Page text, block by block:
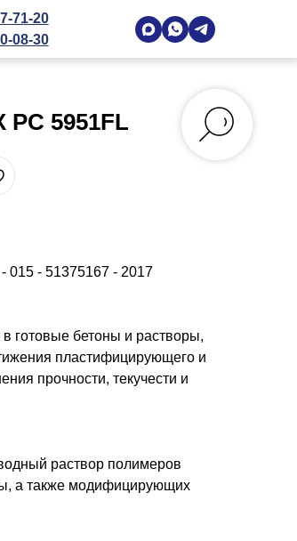
71-20
08-30
5951FL
015 - 51375167 - 2017
готовые бетоны и растворы,
пластифицирующего и
прочности, текучести и
раствор полимеров
а также модифицирующих